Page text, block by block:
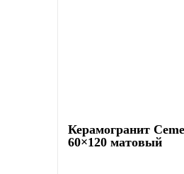
Керамогранит
60×120 матовый